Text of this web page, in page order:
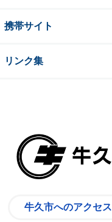
携帯サイト
リンク集
牛久市へのアクセス